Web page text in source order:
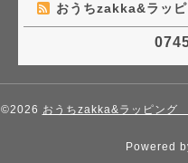
おうちzakka&ラ
©2026 おうちzakka&ラッピン
Powered